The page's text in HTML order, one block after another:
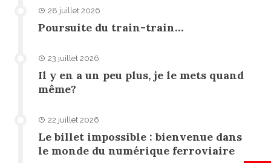
28 juillet 2026
Poursuite du train-train…
23 juillet 2026
Il y en a un peu plus, je le mets quand
même?
22 juillet 2026
Le billet impossible : bienvenue dans
le monde du numérique ferroviaire